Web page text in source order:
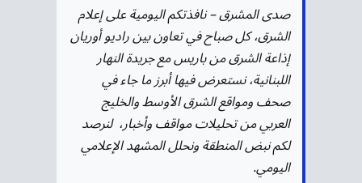
صدى المشرق – نافذتكم اليومية على إعلام
الشرق، كل صباح في تعاون بين راديو أوريان
إذاعة الشرق من باريس مع جريدة النهار
اللبنانية، نستعرض فيها أبرز ما جاء في
صحف ومواقع الشرق الأوسط والخليج
العربي من تحليلات مواقف وأخبار، لنرصد
لكم نبض المنطقة ونحلل المشهد الإعلامي
اليومي.